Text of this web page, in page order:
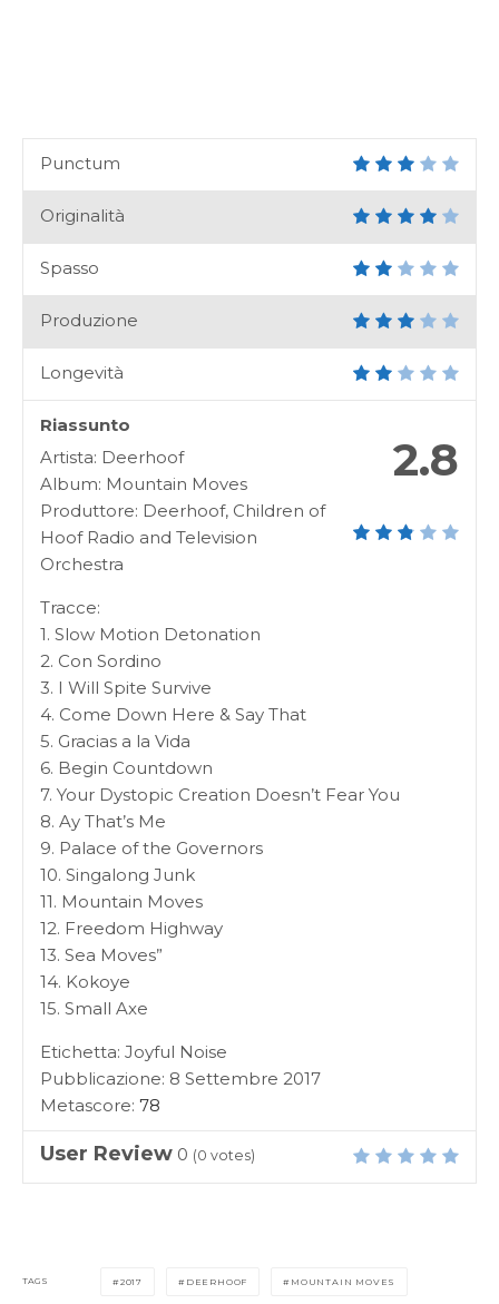
Punctum
Originalità
Spasso
Produzione
Longevità
2.8
Riassunto
Artista: Deerhoof
Album: Mountain Moves
Produttore: Deerhoof, Children of
Hoof Radio and Television
Orchestra
Tracce:
1. Slow Motion Detonation
2. Con Sordino
3. I Will Spite Survive
4. Come Down Here & Say That
5. Gracias a la Vida
6. Begin Countdown
7. Your Dystopic Creation Doesn’t Fear You
8. Ay That’s Me
9. Palace of the Governors
10. Singalong Junk
11. Mountain Moves
12. Freedom Highway
13. Sea Moves”
14. Kokoye
15. Small Axe
Etichetta: Joyful Noise
Pubblicazione: 8 Settembre 2017
Metascore: 78
User Review 0 (0 votes)
TAGS 2017 DEERHOOF MOUNTAIN MOVES